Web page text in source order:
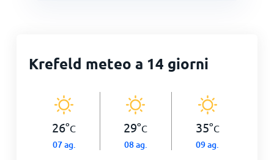
Krefeld meteo a 14 giorni
26°C
07 ag.
29°C
08 ag.
35°C
09 ag.